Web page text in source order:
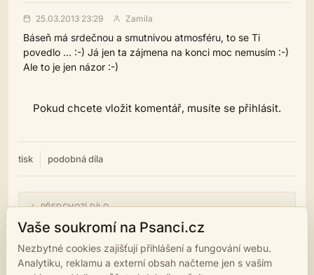
25.03.2013 23:29 Zamila
Báseň má srdečnou a smutnivou atmosféru, to se Ti
povedlo ... :-) Já jen ta zájmena na konci moc nemusím :-)
Ale to je jen názor :-)
Pokud chcete vložit komentář, musíte se přihlásit.
tisk podobná díla
← PŘEDCHOZÍ DÍLO
Stalo se
NÁSLEDUJÍCÍ DÍLO →
Vaše soukromí na Psanci.cz
Nezbytné cookies zajišťují přihlášení a fungování webu.
Analytiku, reklamu a externí obsah načteme jen s vaším